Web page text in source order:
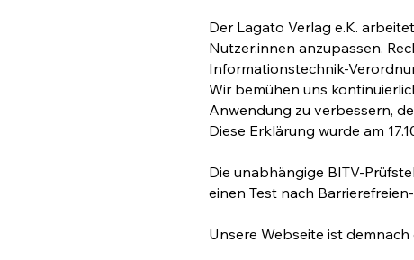
Der Lagato Verlag e.K.
Nutzer:innen anzupassen.
Informationstechnik-
Wir bemühen uns
Anwendung zu verbessern,
Diese Erklärung wurde am
Die unabhän­gige BITV-
einen Test nach
Unsere Webseite ist